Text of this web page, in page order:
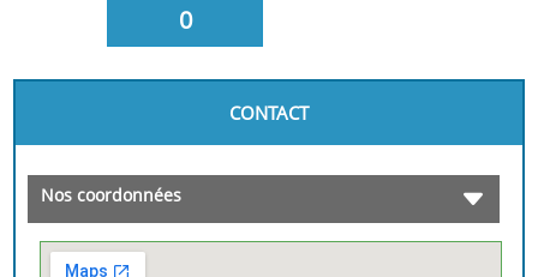
0
CONTACT
Nos coordonnées